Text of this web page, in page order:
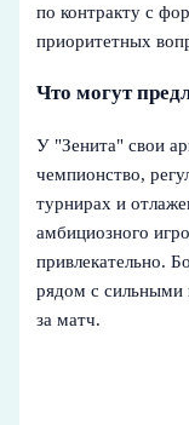
по контракту с
приоритетных
Что могут
У "Зенита" свои
чемпионство,
турнирах и
амбициозного
привлекательно.
рядом с сильными
за матч.